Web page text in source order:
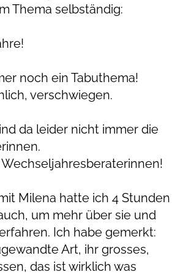
Thema selbständig:
noch ein Tabuthema!
verschwiegen.
da leider nicht immer die
Milena hatte ich 4 Stunden
um mehr über sie und
Ich habe gemerkt:
Art, ihr grosses,
das ist wirklich was